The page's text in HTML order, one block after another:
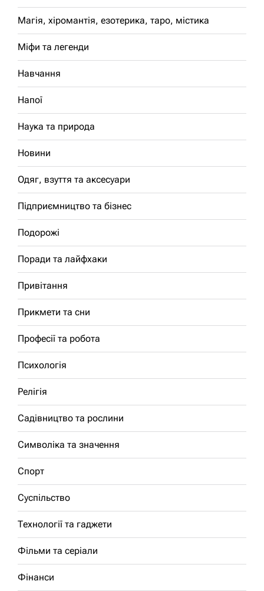
Магія, хіромантія, езотерика, таро, містика
Міфи та легенди
Навчання
Напої
Наука та природа
Новини
Одяг, взуття та аксесуари
Підприємництво та бізнес
Подорожі
Поради та лайфхаки
Привітання
Прикмети та сни
Професії та робота
Психологія
Релігія
Садівництво та рослини
Символіка та значення
Спорт
Суспільство
Технології та гаджети
Фільми та серіали
Фінанси